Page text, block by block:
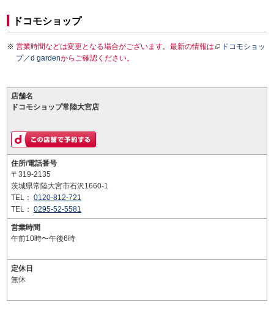
ドコモショップ
営業時間などは変更となる場合がございます。最新の情報は
ドコモショッ
プ／d gardenからご確認ください。
店舗名
ドコモショップ常陸大宮店
住所/電話番号
〒319-2135
茨城県常陸大宮市石沢1660-1
TEL： 0120-812-721
TEL： 0295-52-5581
営業時間
午前10時〜午後6時
定休日
無休